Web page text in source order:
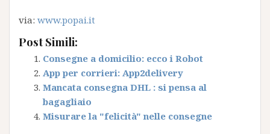
via: www.popai.it
Post Simili:
Consegne a domicilio: ecco i Robot
App per corrieri: App2delivery
Mancata consegna DHL : si pensa al
bagagliaio
Misurare la "felicità" nelle consegne